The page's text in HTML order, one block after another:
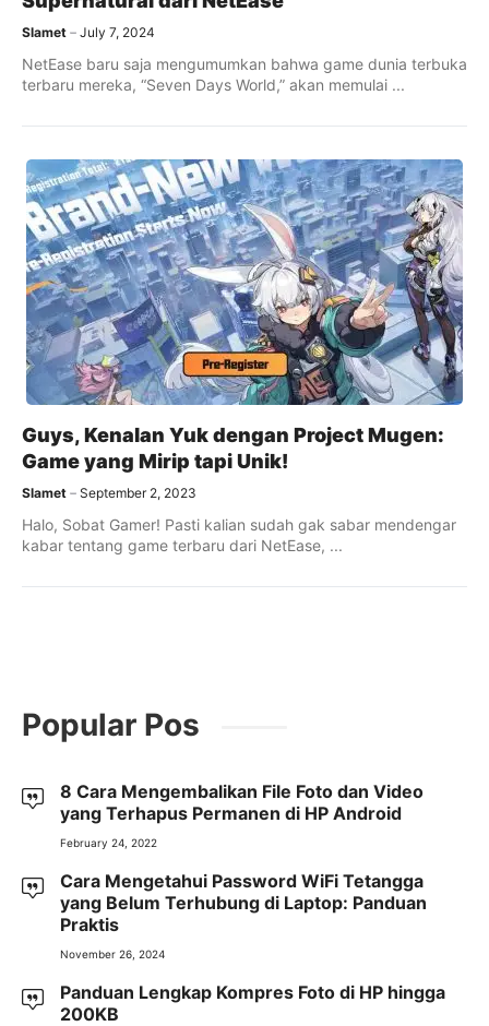
Slamet July 7, 2024
NetEase baru saja mengumumkan bahwa game dunia terbuka
terbaru mereka, “Seven Days World,” akan memulai ...
Guys, Kenalan Yuk dengan Project Mugen:
Game yang Mirip tapi Unik!
Slamet September 2, 2023
Halo, Sobat Gamer! Pasti kalian sudah gak sabar mendengar
kabar tentang game terbaru dari NetEase, ...
Popular Pos
8 Cara Mengembalikan File Foto dan Video
yang Terhapus Permanen di HP Android
February 24, 2022
Cara Mengetahui Password WiFi Tetangga
yang Belum Terhubung di Laptop: Panduan
Praktis
November 26, 2024
Panduan Lengkap Kompres Foto di HP hingga
200KB